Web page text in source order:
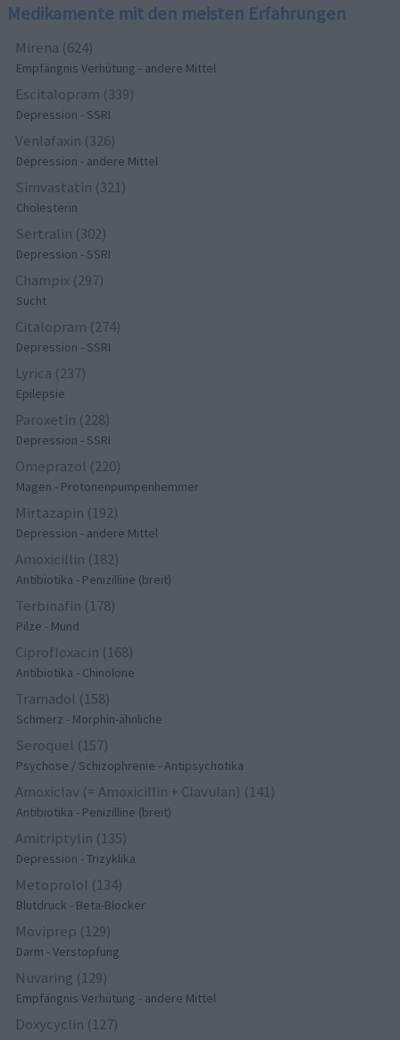
Medikamente mit den meisten Erfahrungen
Mirena (624)
Empfängnis Verhütung - andere Mittel
Escitalopram (339)
Depression - SSRI
Venlafaxin (326)
Depression - andere Mittel
Simvastatin (321)
Cholesterin
Sertralin (302)
Depression - SSRI
Champix (297)
Sucht
Citalopram (274)
Depression - SSRI
Lyrica (237)
Epilepsie
Paroxetin (228)
Depression - SSRI
Omeprazol (220)
Magen - Protonenpumpenhemmer
Mirtazapin (192)
Depression - andere Mittel
Amoxicillin (182)
Antibiotika - Penizilline (breit)
Terbinafin (178)
Pilze - Mund
Ciprofloxacin (168)
Antibiotika - Chinolone
Tramadol (158)
Schmerz - Morphin-ähnliche
Seroquel (157)
Psychose / Schizophrenie - Antipsychotika
Amoxiclav (= Amoxicillin + Clavulan) (141)
Antibiotika - Penizilline (breit)
Amitriptylin (135)
Depression - Trizyklika
Metoprolol (134)
Blutdruck - Beta-Blocker
Moviprep (129)
Darm - Verstopfung
Nuvaring (129)
Empfängnis Verhütung - andere Mittel
Doxycyclin (127)